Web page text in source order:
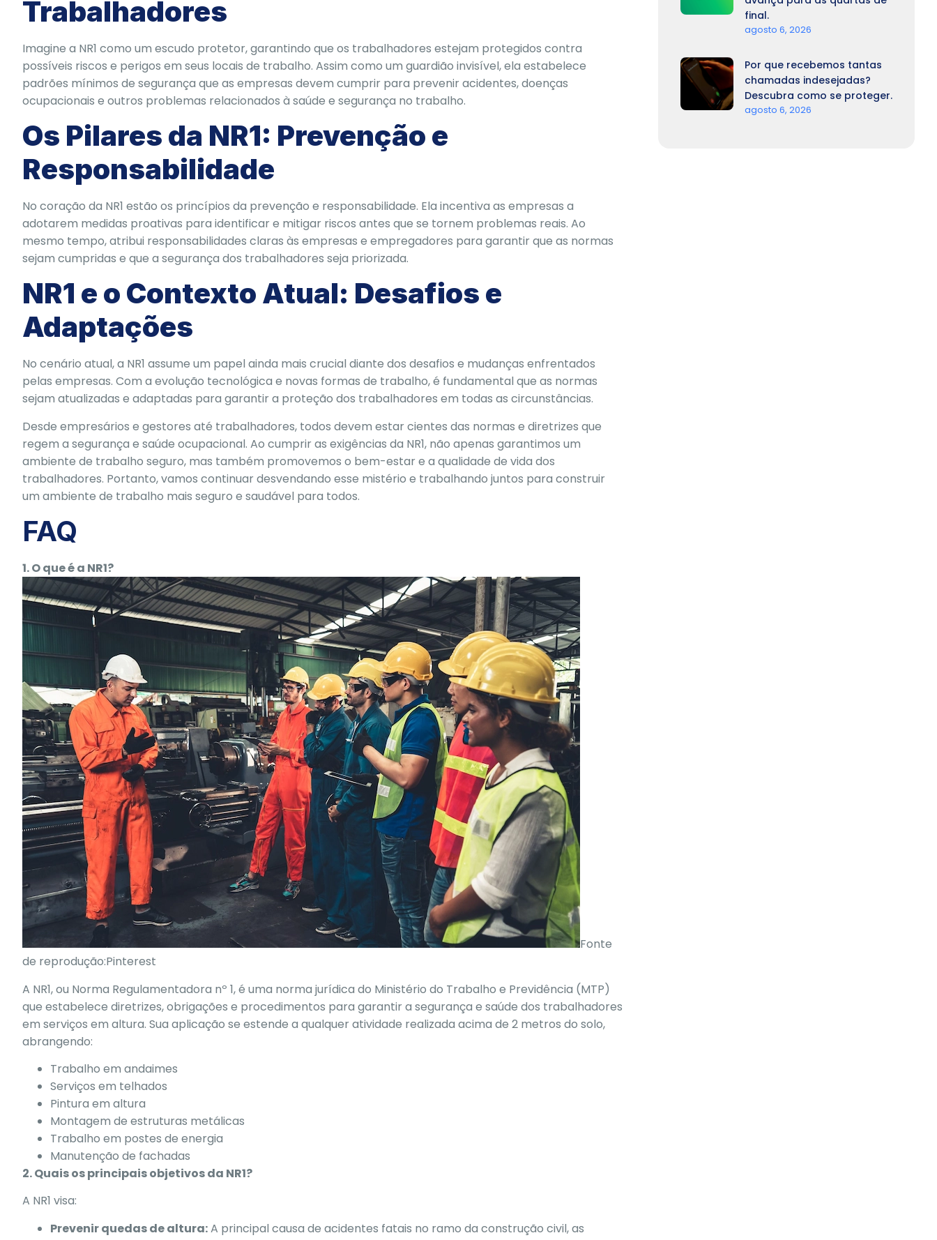
Trabalhadores
Imagine a NR1 como um escudo protetor, garantindo que os trabalhadores estejam protegidos contra
possíveis riscos e perigos em seus locais de trabalho. Assim como um guardião invisível, ela estabelece
padrões mínimos de segurança que as empresas devem cumprir para prevenir acidentes, doenças
ocupacionais e outros problemas relacionados à saúde e segurança no trabalho.
Os Pilares da NR1: Prevenção e
Responsabilidade
No coração da NR1 estão os princípios da prevenção e responsabilidade. Ela incentiva as empresas a
adotarem medidas proativas para identificar e mitigar riscos antes que se tornem problemas reais. Ao
mesmo tempo, atribui responsabilidades claras às empresas e empregadores para garantir que as normas
sejam cumpridas e que a segurança dos trabalhadores seja priorizada.
NR1 e o Contexto Atual: Desafios e
Adaptações
No cenário atual, a NR1 assume um papel ainda mais crucial diante dos desafios e mudanças enfrentados
pelas empresas. Com a evolução tecnológica e novas formas de trabalho, é fundamental que as normas
sejam atualizadas e adaptadas para garantir a proteção dos trabalhadores em todas as circunstâncias.
Desde empresários e gestores até trabalhadores, todos devem estar cientes das normas e diretrizes que
regem a segurança e saúde ocupacional. Ao cumprir as exigências da NR1, não apenas garantimos um
ambiente de trabalho seguro, mas também promovemos o bem-estar e a qualidade de vida dos
trabalhadores. Portanto, vamos continuar desvendando esse mistério e trabalhando juntos para construir
um ambiente de trabalho mais seguro e saudável para todos.
FAQ
1. O que é a NR1?
Fonte
de reprodução:Pinterest
A NR1, ou Norma Regulamentadora nº 1, é uma norma jurídica do Ministério do Trabalho e Previdência (MTP)
que estabelece diretrizes, obrigações e procedimentos para garantir a segurança e saúde dos trabalhadores
em serviços em altura. Sua aplicação se estende a qualquer atividade realizada acima de 2 metros do solo,
abrangendo:
Trabalho em andaimes
Serviços em telhados
Pintura em altura
Montagem de estruturas metálicas
Trabalho em postes de energia
Manutenção de fachadas
2. Quais os principais objetivos da NR1?
A NR1 visa:
Prevenir quedas de altura:A principal causa de acidentes fatais no ramo da construção civil, as
final.
agosto 6, 2026
Por que recebemos tantas
chamadas indesejadas?
Descubra como se proteger.
agosto 6, 2026